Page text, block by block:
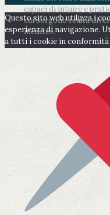
capaci di intuire e
cui sorgono realtà
inedite».
Questo sito web utilizza i
esperienza di navigazione.
a tutti i cookie in conformità